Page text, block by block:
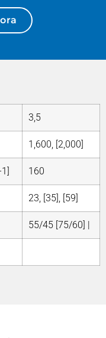
3,5
1,600, [2,000]
160
23, [35], [59]
55/45 [75/60] |